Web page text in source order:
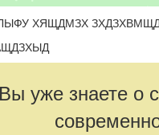
ХЯЩДМЗХ
Вы уже знаете о